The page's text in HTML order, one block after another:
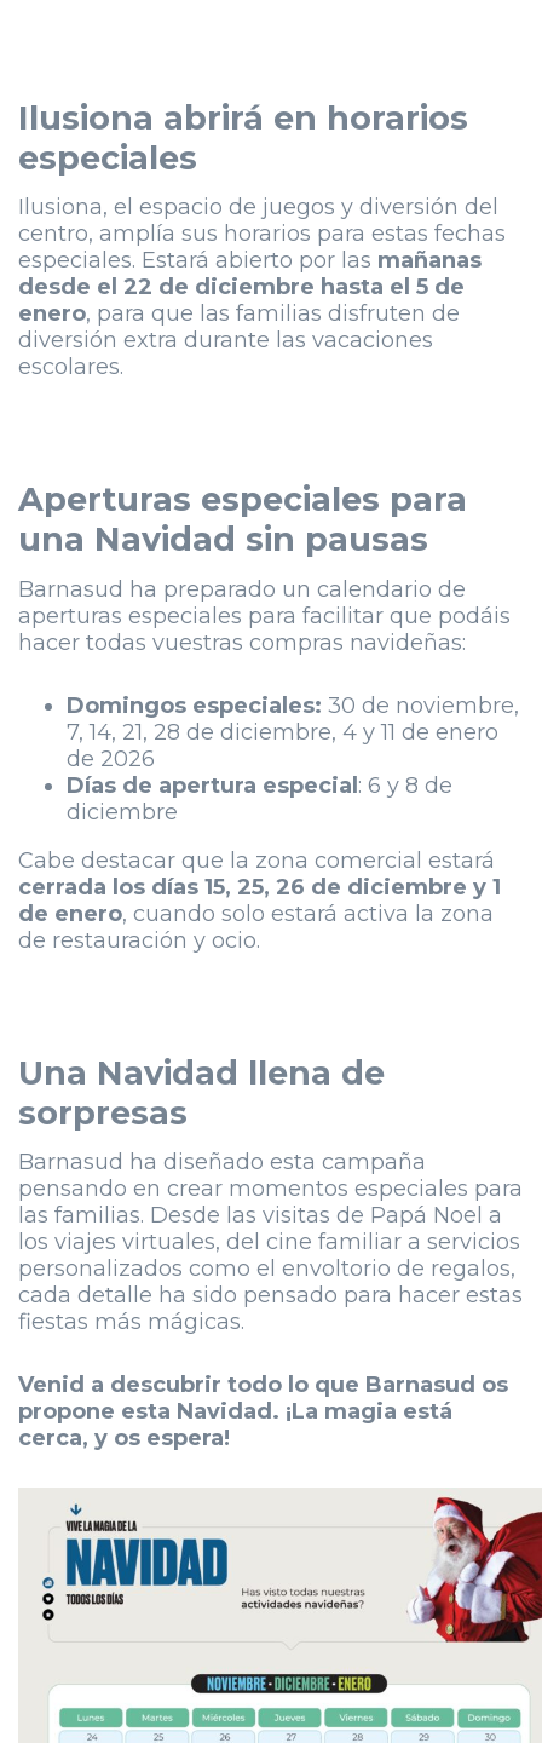
Ilusiona abrirá en horarios
especiales
Ilusiona, el espacio de juegos y diversión del
centro, amplía sus horarios para estas fechas
especiales. Estará abierto por las mañanas
desde el 22 de diciembre hasta el 5 de
enero, para que las familias disfruten de
diversión extra durante las vacaciones
escolares.
Aperturas especiales para
una Navidad sin pausas
Barnasud ha preparado un calendario de
aperturas especiales para facilitar que podáis
hacer todas vuestras compras navideñas:
Domingos especiales: 30 de noviembre,
7, 14, 21, 28 de diciembre, 4 y 11 de enero
de 2026
Días de apertura especial : 6 y 8 de
diciembre
Cabe destacar que la zona comercial estará
cerrada los días 15, 25, 26 de diciembre y 1
de enero, cuando solo estará activa la zona
de restauración y ocio.
Una Navidad llena de
sorpresas
Barnasud ha diseñado esta campaña
pensando en crear momentos especiales para
las familias. Desde las visitas de Papá Noel a
los viajes virtuales, del cine familiar a servicios
personalizados como el envoltorio de regalos,
cada detalle ha sido pensado para hacer estas
fiestas más mágicas.
Venid a descubrir todo lo que Barnasud os
propone esta Navidad. ¡La magia está
cerca, y os espera!